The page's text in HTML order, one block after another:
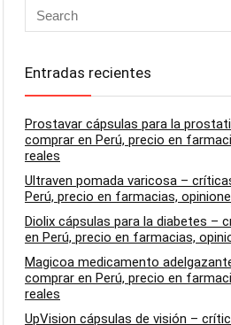
Entradas recientes
Prostavar cápsulas para la
comprar en Perú, precio en
reales
Ultraven pomada varicosa –
Perú, precio en farmacias,
Diolix cápsulas para la diabetes –
en Perú, precio en farmacias,
Magicoa medicamento
comprar en Perú, precio en
reales
UpVision cápsulas de visión –